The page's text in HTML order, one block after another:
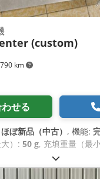
km
(custom)
せる
ほぼ新品（中古） , 機能:
）: 50 g, 充填重量（最